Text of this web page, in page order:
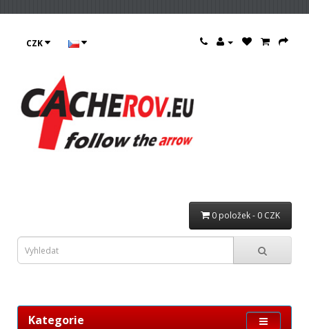
CZK
0 položek - 0 CZK
Kategorie